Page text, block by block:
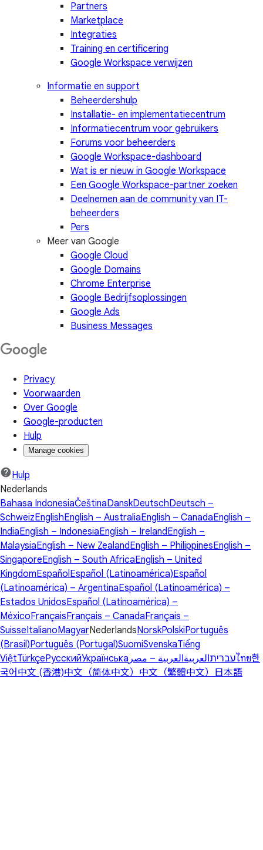
Partners
Marketplace
Integraties
Training en certificering
Google Workspace verwijzen
Informatie en support
Beheerdershulp
Installatie- en implementatiecentrum
Informatiecentrum voor gebruikers
Forums voor beheerders
Google Workspace-dashboard
Wat is er nieuw in Google Workspace
Een Google Workspace-partner zoeken
Deelnemen aan de community van IT-
beheerders
Pers
Meer van Google
Google Cloud
Google Domains
Chrome Enterprise
Google Bedrijfsoplossingen
Google Ads
Business Messages
Privacy
Voorwaarden
Over Google
Google-producten
Hulp
Manage cookies
Hulp
Nederlands
Bahasa IndonesiaČeštinaDanskDeutschDeutsch –
SchweizEnglishEnglish – AustraliaEnglish – CanadaEnglish –
IndiaEnglish – IndonesiaEnglish – IrelandEnglish –
MalaysiaEnglish – New ZealandEnglish – PhilippinesEnglish –
SingaporeEnglish – South AfricaEnglish – United
KingdomEspañol Español (Latinoamérica)Español
(Latinoamérica) – ArgentinaEspañol (Latinoamérica) –
Estados UnidosEspañol (Latinoamérica) –
MéxicoFrançaisFrançais – CanadaFrançais –
SuisseItalianoMagyarNederlandsNorskPolskiPortuguês
(Brasil)Português (Portugal)SuomiSvenskaTiếng
ViệtTürkçeРусскийУкраїнська עבריתالعربيةالعربية – مصر ไทย한
국어 中文 (香港)中文（简体中文） 中文（繁體中文） 日本語